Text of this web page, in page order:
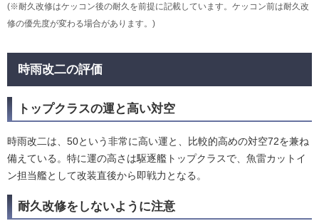
(※耐久改修はケッコン後の耐久を前提に記載しています。ケッコン前は耐久改
修の優先度が変わる場合があります。)
時雨改二の評価
トップクラスの運と高い対空
時雨改二は、50という非常に高い運と、比較的高めの対空72を兼ね
備えている。特に運の高さは駆逐艦トップクラスで、魚雷カットイ
ン担当艦として改装直後から即戦力となる。
耐久改修をしないように注意